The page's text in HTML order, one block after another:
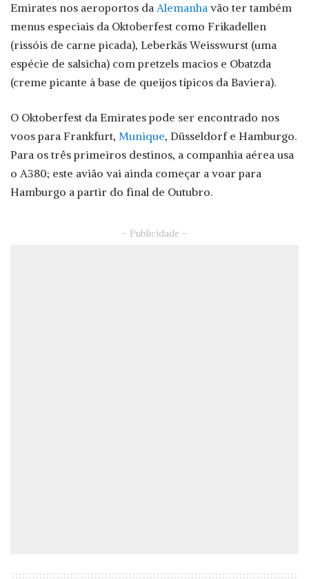
Emirates nos aeroportos da Alemanha vão ter também
menus especiais da Oktoberfest como Frikadellen
(rissóis de carne picada), Leberkäs Weisswurst (uma
espécie de salsicha) com pretzels macios e Obatzda
(creme picante à base de queijos típicos da Baviera).
O Oktoberfest da Emirates pode ser encontrado nos
voos para Frankfurt, Munique, Düsseldorf e Hamburgo.
Para os três primeiros destinos, a companhia aérea usa
o A380; este avião vai ainda começar a voar para
Hamburgo a partir do final de Outubro.
– Publicidade –